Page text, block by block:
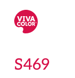
S469